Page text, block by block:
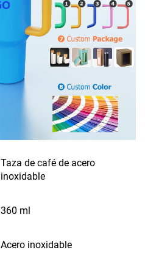
Taza de café de acero
inoxidable
360 ml
Acero inoxidable